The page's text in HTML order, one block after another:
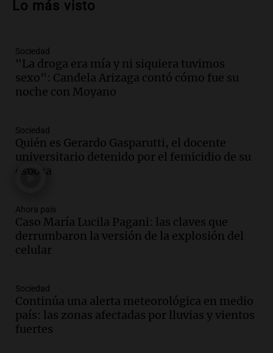
la soberanía digital en Argentina
Audio.
de semana helado y ciudadanos
marchan contra reforma de tierras
Panorama Federal
Audio.
El "Mono" de Kapanga
adelantó su show en Rosario.
Viva la Radio Rosario
Episodios
en suspenso a hombre por simular robo
de recaudación en San Luis
Panorama Federal
Episodios
ayuda por problemas de fertilidad y la
ostentación de millonarios
Amamos Argentina
Episodios
Lo más visto
Sociedad
"La droga era mía y ni siquiera tuvimos
sexo": Candela Arizaga contó cómo fue su
noche con Moyano
Sociedad
Quién es Gerardo Gasparutti, el docente
universitario detenido por el femicidio de su
esposa
Ahora país
Caso María Lucila Pagani: las claves que
derrumbaron la versión de la explosión del
celular
Sociedad
Continúa una alerta meteorológica en medio
país: las zonas afectadas por lluvias y vientos
fuertes